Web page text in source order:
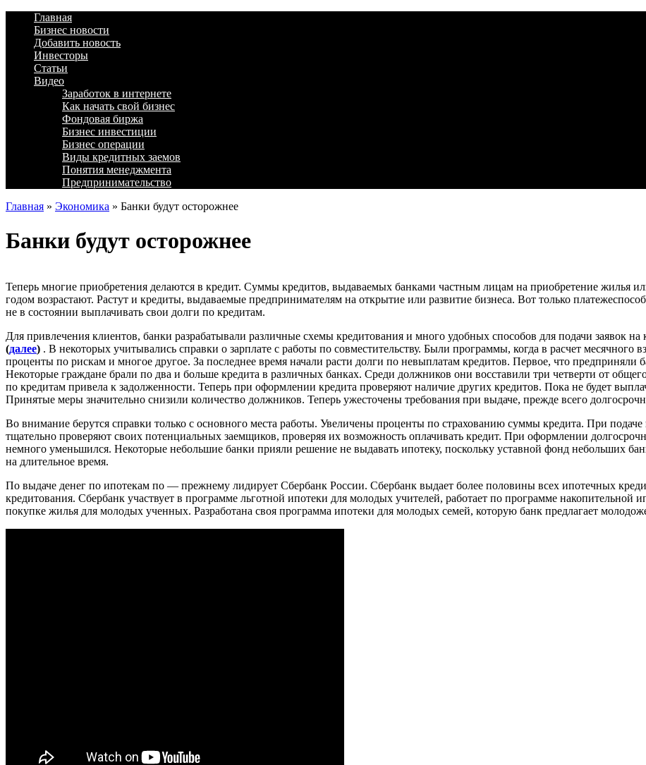
Главная
Бизнес новости
Добавить новость
Инвесторы
Статьи
Видео
Заработок в интернете
Как начать свой бизнес
Фондовая биржа
Бизнес инвестиции
Бизнес операции
Виды кредитных заемов
Понятия менеджмента
Предпринимательство
Главная » Экономика » Банки будут осторожнее
Банки будут осторожнее
Теперь многие приобретения делаются в кредит. Суммы кредитов, выдаваемых банками частным лицам на приобретение жилья
годом возрастают. Растут и кредиты, выдаваемые предпринимателям на открытие или развитие бизнеса. Вот только
не в состоянии выплачивать свои долги по кредитам.
Для привлечения клиентов, банки разрабатывали различные схемы кредитования и много удобных способов для подачи заявок на
(далее) . В некоторых учитывались справки о зарплате с работы по совместительству. Были программы, когда в расчет месячного
проценты по рискам и многое другое. За последнее время начали расти долги по невыплатам кредитов. Первое, что
Некоторые граждане брали по два и больше кредита в различных банках. Среди должников они восставили три четверти от
по кредитам привела к задолженности. Теперь при оформлении кредита проверяют наличие других кредитов. Пока не будет
Принятые меры значительно снизили количество должников. Теперь ужесточены требования при выдаче, прежде всего
Во внимание берутся справки только с основного места работы. Увеличены проценты по страхованию суммы кредита. При подаче
тщательно проверяют своих потенциальных заемщиков, проверяя их возможность оплачивать кредит. При оформлении
немного уменьшился. Некоторые небольшие банки прияли решение не выдавать ипотеку, поскольку уставной фонд небольших
на длительное время.
По выдаче денег по ипотекам по — прежнему лидирует Сбербанк России. Сбербанк выдает более половины всех ипотечных
кредитования. Сбербанк участвует в программе льготной ипотеки для молодых учителей, работает по программе
покупке жилья для молодых ученных. Разработана своя программа ипотеки для молодых семей, которую банк предлагает